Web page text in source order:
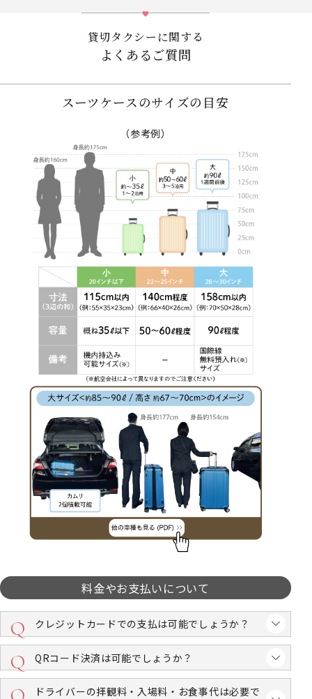
貸切タクシーに関する
よくあるご質問
スーツケースのサイズの目安
（参考例）
料金やお支払いについて
クレジットカードでの支払は可能でしょうか？
QRコード決済は可能でしょうか？
ドライバーの拝観料・入場料・お食事代は必要で